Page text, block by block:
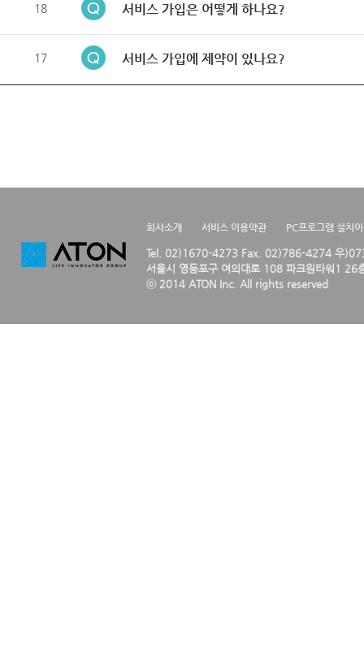
18 서비스 가입은 어떻게 하나요?
17 서비스 가입에 제약이 있나요?
회사소개 서비스 이용약관 PC프로그램 설치
Tel. 02)1670-4273 Fax. 02)786-4274 우
서울시 영등포구 여의대로 108 파크원타워1 26
ⓒ 2014 ATON Inc. All rights reserved